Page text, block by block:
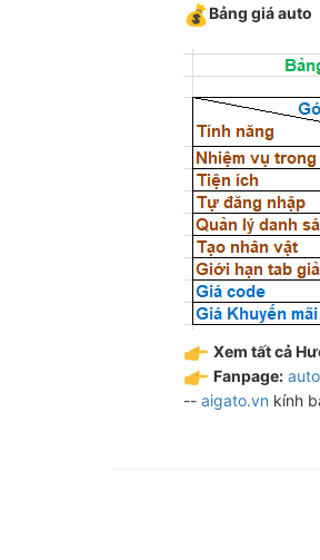
Bảng giá auto
Xem tất cả
Fanpage:
-- aigato.vn kính